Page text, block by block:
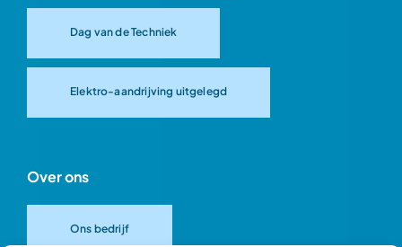
Dag van de Techniek
Elektro-aandrijving uitgelegd
Over ons
Ons bedrijf